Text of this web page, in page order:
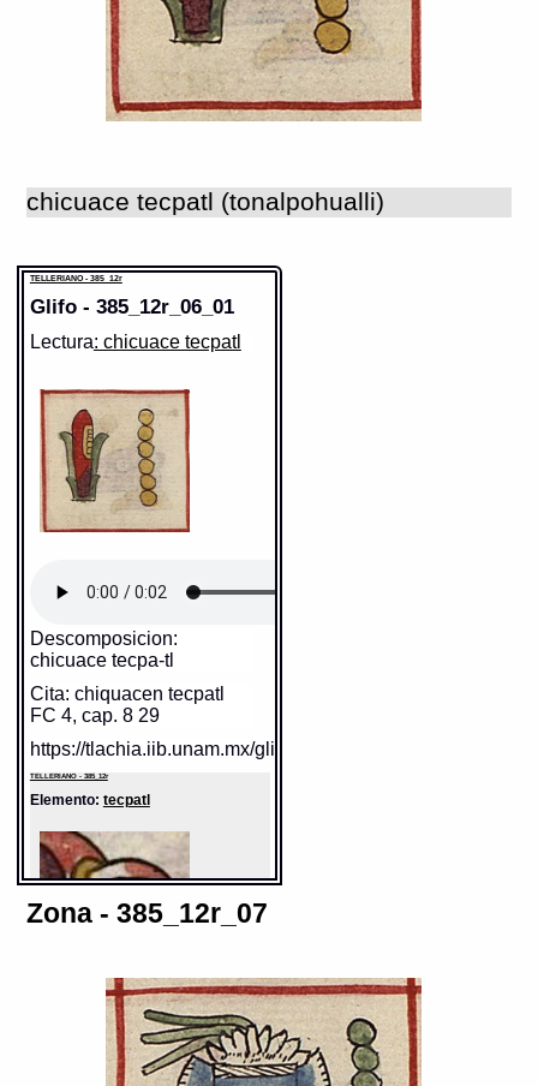
chicuace tecpatl (tonalpohualli)
TELLERIANO - 385_12r
Glifo - 385_12r_06_01
Lectura: chicuace tecpatl
Descomposicion:
chicuace tecpa-tl
Cita: chiquacen tecpatl
FC 4, cap. 8 29
https://tlachia.iib.unam.mx/glifo/385_12r_06_01
TELLERIANO - 385_12r
Elemento: tecpatl
Sentido: pedernal
Valor fonético: tecpatl
Zona - 385_12r_07